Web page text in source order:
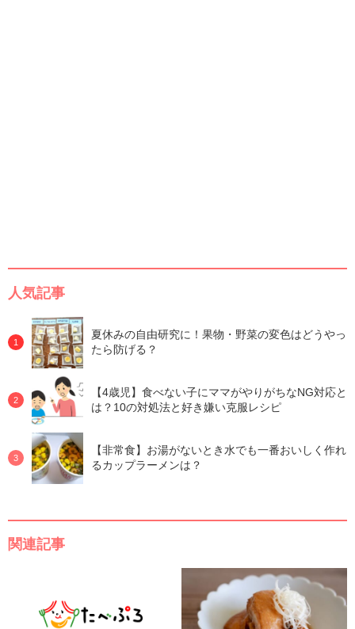
人気記事
夏休みの自由研究に！果物・野菜の変色はどうやっ
たら防げる？
【4歳児】食べない子にママがやりがちなNG対応と
は？10の対処法と好き嫌い克服レシピ
【非常食】お湯がないとき水でも一番おいしく作れ
るカップラーメンは？
関連記事